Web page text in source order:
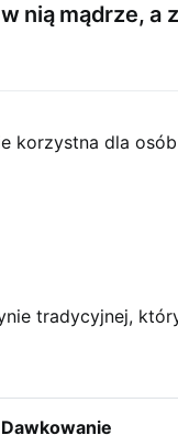
nią mądrze, a
korzystna dla osób
tradycyjnej,
Dawkowanie